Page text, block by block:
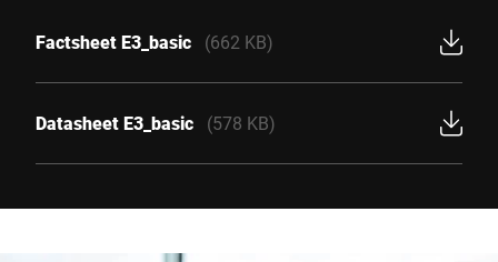
Factsheet E3_basic (662 KB)
Datasheet E3_basic (578 KB)